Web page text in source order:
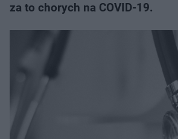
za to chorych na COVID-19.